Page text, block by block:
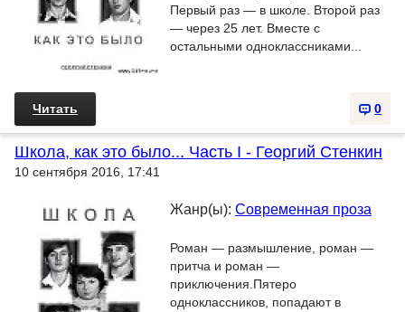
Первый раз — в школе. Второй раз
— через 25 лет. Вместе с
остальными одноклассниками...
0
Читать
Школа, как это было... Часть I - Георгий Стенкин
10 сентября 2016, 17:41
Жанр(ы): Современная проза
Роман — размышление, роман —
притча и роман —
приключения.Пятеро
одноклассников, попадают в